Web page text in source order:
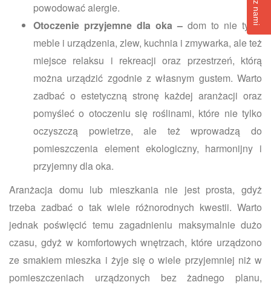
powodować alergie.
Otoczenie przyjemne dla oka – dom to nie tylko
meble i urządzenia, zlew, kuchnia i zmywarka, ale też
miejsce relaksu i rekreacji oraz przestrzeń, którą
można urządzić zgodnie z własnym gustem. Warto
zadbać o estetyczną stronę każdej aranżacji oraz
pomyśleć o otoczeniu się roślinami, które nie tylko
oczyszczą powietrze, ale też wprowadzą do
pomieszczenia element ekologiczny, harmonijny i
przyjemny dla oka.
Aranżacja domu lub mieszkania nie jest prosta, gdyż
trzeba zadbać o tak wiele różnorodnych kwestii. Warto
jednak poświęcić temu zagadnieniu maksymalnie dużo
czasu, gdyż w komfortowych wnętrzach, które urządzono
ze smakiem mieszka i żyje się o wiele przyjemniej niż w
pomieszczeniach urządzonych bez żadnego planu,